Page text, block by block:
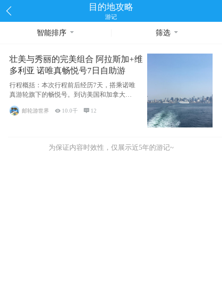
目的地攻略
游记
智能排序 筛选
壮美与秀丽的完美组合 阿拉斯加+维
多利亚 诺唯真畅悦号7日自助游
行程概括：本次行程前后经历7天，搭乘诺唯
真游轮旗下的畅悦号。到访美国和加拿大的4
个州/省：美国华盛顿州
邮轮游世界  10.0千  12
为保证内容时效性，仅展示近5年的游记~